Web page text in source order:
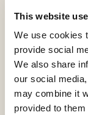
This website
We use cookies
provide social
We also share
our social
may combine it
provided to
無料の高
提出でき